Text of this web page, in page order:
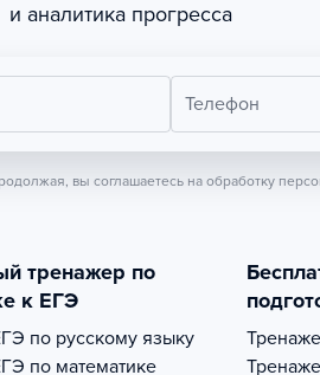
и аналитика прогресса
Телефон
вы соглашаетесь на обработку
тренажер по
к ЕГЭ
по русскому языку
по математике